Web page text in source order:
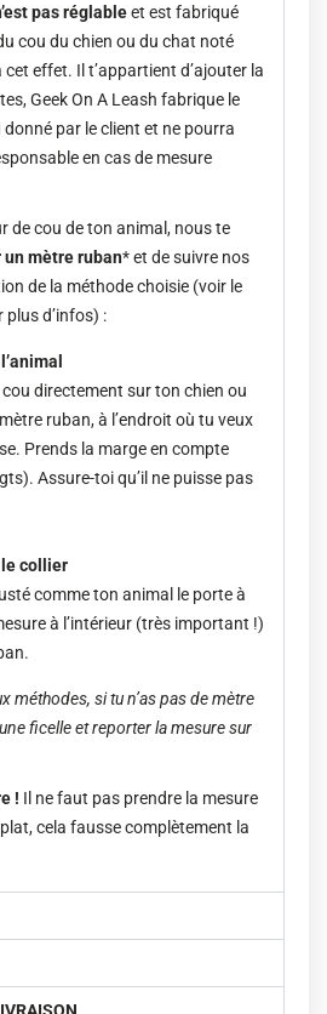
pas réglableet est fabriqué
cou du chien ou du chat noté
cet effet. Il t’appartient d’ajouter la
Geek On A Leash fabrique le
par le client et ne pourra
en cas de mesure
de cou de ton animal, nous te
mètre ruban* et de suivre nos
de la méthode choisie (voir le
plus d’infos) :
directement sur ton chien ou
ruban, à l’endroit où tu veux
Prends la marge en compte
Assure-toi qu’il ne puisse pas
collier
comme ton animal le porte à
à l’intérieur (très important !)
méthodes, si tu n’as pas de mètre
ficelle et reporter la mesure sur
! Il ne faut pas prendre la mesure
cela fausse complètement la